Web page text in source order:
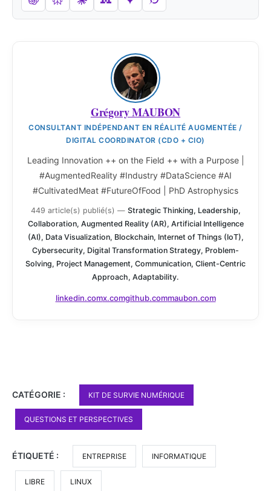
Grégory MAUBON
CONSULTANT INDÉPENDANT EN RÉALITÉ AUGMENTÉE /
DIGITAL COORDINATOR (CDO + CIO)
Leading Innovation ++ on the Field ++ with a Purpose |
#AugmentedReality #Industry #DataScience #AI
#CultivatedMeat #FutureOfFood | PhD Astrophysics
449 article(s) publié(s) — Strategic Thinking, Leadership,
Collaboration, Augmented Reality (AR), Artificial Intelligence
(AI), Data Visualization, Blockchain, Internet of Things (IoT),
Cybersecurity, Digital Transformation Strategy, Problem-
Solving, Project Management, Communication, Client-Centric
Approach, Adaptability.
linkedin.comx.comgithub.commaubon.com
CATÉGORIE : KIT DE SURVIE NUMÉRIQUE
QUESTIONS ET PERSPECTIVES
ÉTIQUETÉ : ENTREPRISE INFORMATIQUE
LIBRE LINUX